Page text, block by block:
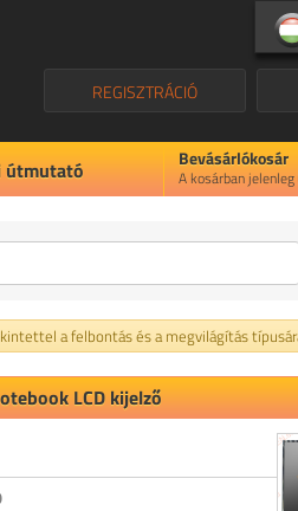
REGISZTRÁCIÓ
útmutató Bevásárlókosár
A kosárban jelenleg
a felbontás és a megvilágítás
LCD kijelző